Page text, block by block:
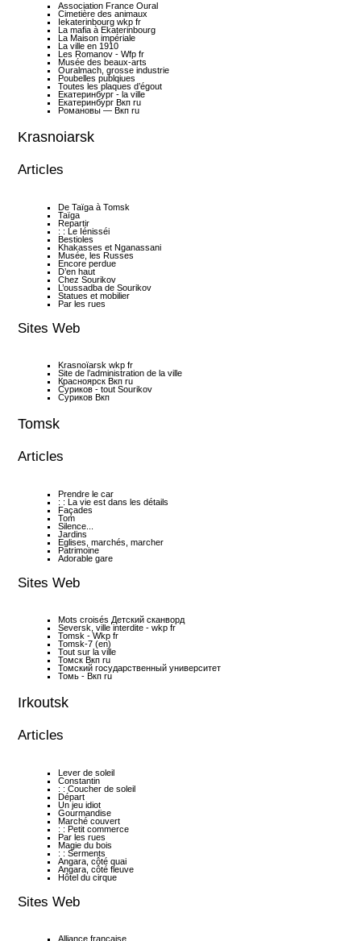
Association France Oural
Cimetière des animaux
Iekaterinbourg wkp fr
La mafia à Ekaterinbourg
La Maison impériale
La ville en 1910
Les Romanov - Wfp fr
Musée des beaux-arts
Ouralmach, grosse industrie
Poubelles publqiues
Toutes les plaques d’égout
Екатеринбург - la ville
Екатеринбург Вкп ru
Романовы — Вкп ru
Krasnoiarsk
Articles
De Taïga à Tomsk
Taïga
Repartir
: : Le Iénisséi
Bestioles
Khakasses et Nganassani
Musée, les Russes
Encore perdue
D’en haut
Chez Sourikov
L’oussadba de Sourikov
Statues et mobilier
Par les rues
Sites Web
Krasnoïarsk wkp fr
Site de l’administration de la ville
Красноярск Вкп ru
Суриков - tout Sourikov
Суриков Вкп
Tomsk
Articles
Prendre le car
: : La vie est dans les détails
Façades
Tom
Silence...
Jardins
Eglises, marchés, marcher
Patrimoine
Adorable gare
Sites Web
Mots croisés Детский сканворд
Seversk, ville interdite - wkp fr
Tomsk - Wkp fr
Tomsk-7 (en)
Tout sur la ville
Томск Вкп ru
Томский государственный университет
Томь - Вкп ru
Irkoutsk
Articles
Lever de soleil
Constantin
: : Coucher de soleil
Départ
Un jeu idiot
Gourmandise
Marché couvert
: : Petit commerce
Par les rues
Magie du bois
: : Serments
Angara, côté quai
Angara, côté fleuve
Hôtel du cirque
Sites Web
Alliance française